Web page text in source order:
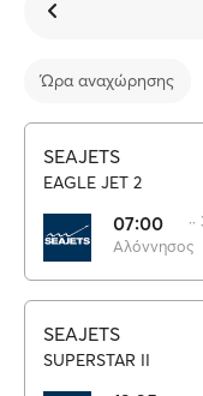
Ώρα αναχώρησης
SEAJETS
EAGLE JET 2
07:00
Αλόννησος
SEAJETS
SUPERSTAR II